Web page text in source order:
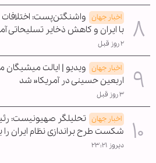
اخبار جهان واشنگتن‌پست:
با ایران و کاهش ذخایر تسلیحاتی
۲ روز قبل
اخبار جهان ویدیو | ایالت میشیگان
اربعین حسینی در آمریکا« شد
۳ روز قبل
اخبار جهان تحلیلگر صهیونیست:
شکست طرح براندازی نظام ایران را
دیروز ۲۳:۲۱